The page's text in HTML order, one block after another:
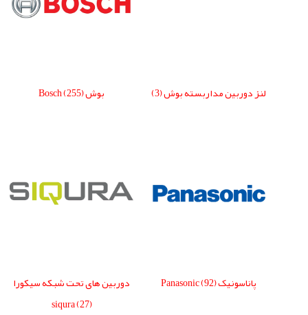
لنز دوربین مداربسته بوش(3) بوش Bosch(255)
پاناسونیک Panasonic(92)
دوربین های تحت شبکه سیکورا
siqura(27)